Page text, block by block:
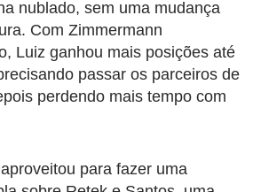
nublado, sem uma mudança
Com Zimmermann
Luiz ganhou mais posições até
passar os parceiros de
perdendo mais tempo com
para fazer uma